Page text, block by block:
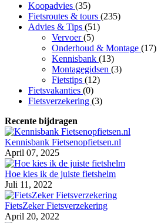
Koopadvies (35)
Fietsroutes & tours (235)
Advies & Tips (51)
Vervoer(5)
Onderhoud & Montage (17)
Kennisbank (13)
Montagegidsen (3)
Fietstips (12)
Fietsvakanties (0)
Fietsverzekering (3)
Recente bijdragen
Kennisbank Fietsenopfietsen.nl
April 07, 2025
Hoe kies ik de juiste fietshelm
Juli 11, 2022
FietsZeker Fietsverzekering
April 20, 2022